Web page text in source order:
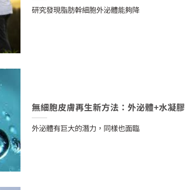
研究發現脂肪幹細胞外泌體能夠降
無細胞皮膚再生新方法：外泌體+水凝膠
外泌體有巨大的潛力，同樣也面臨